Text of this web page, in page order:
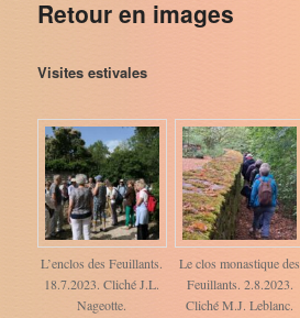
Retour en images
Visites estivales
L’enclos des Feuillants.
18.7.2023. Cliché J.L.
Nageotte.
Le clos monastique des
Feuillants. 2.8.2023.
Cliché M.J. Leblanc.